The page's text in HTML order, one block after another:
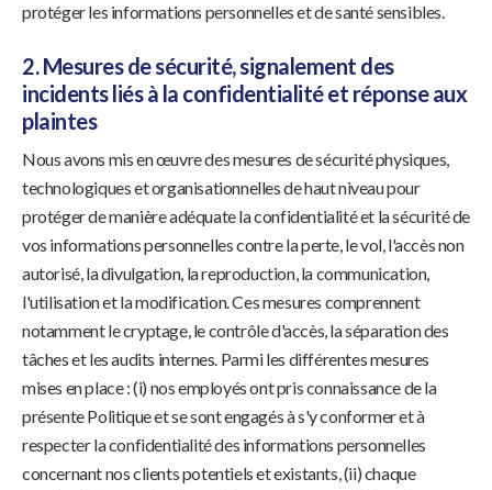
protéger les informations personnelles et de santé sensibles.
2. Mesures de sécurité, signalement des
incidents liés à la confidentialité et réponse aux
plaintes
Nous avons mis en œuvre des mesures de sécurité physiques,
technologiques et organisationnelles de haut niveau pour
protéger de manière adéquate la confidentialité et la sécurité de
vos informations personnelles contre la perte, le vol, l'accès non
autorisé, la divulgation, la reproduction, la communication,
l'utilisation et la modification. Ces mesures comprennent
notamment le cryptage, le contrôle d'accès, la séparation des
tâches et les audits internes. Parmi les différentes mesures
mises en place : (i) nos employés ont pris connaissance de la
présente Politique et se sont engagés à s'y conformer et à
respecter la confidentialité des informations personnelles
concernant nos clients potentiels et existants, (ii) chaque